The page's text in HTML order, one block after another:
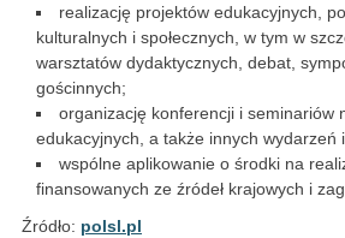
realizację projektów edukacyjnych,
kulturalnych i społecznych, w tym w
warsztatów dydaktycznych, debat,
gościnnych;
organizację konferencji i seminariów
edukacyjnych, a także innych wydarzeń
wspólne aplikowanie o środki na
finansowanych ze źródeł krajowych i
Źródło: polsl.pl